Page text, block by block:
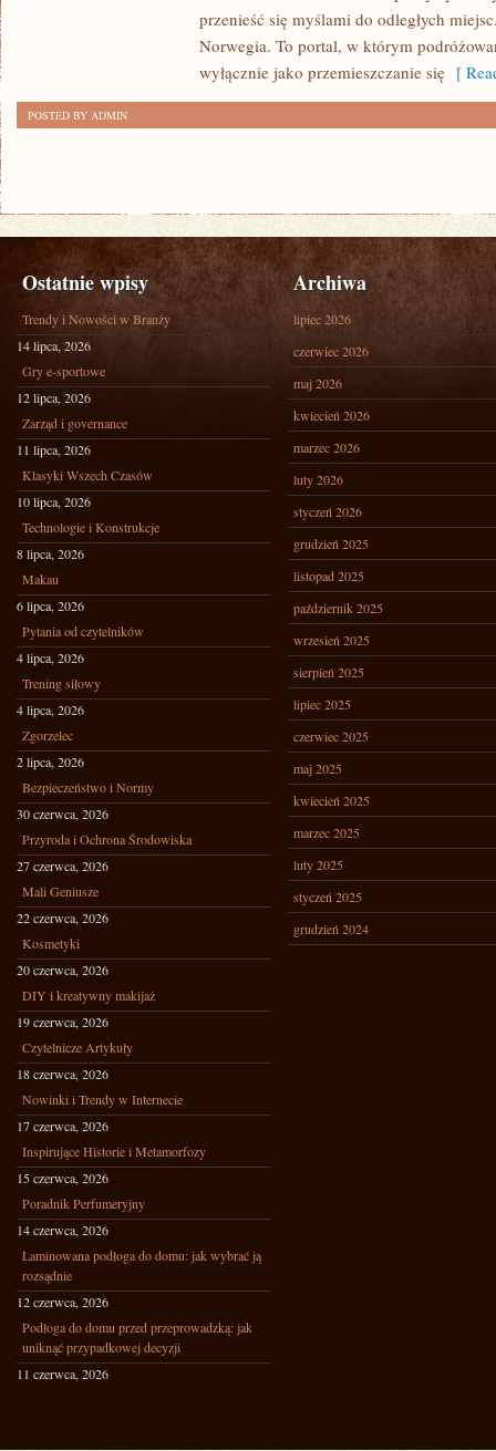
przenieść się myślami do odległych
Norwegia. To portal, w którym
wyłącznie jako przemieszczanie się [
POSTED BY ADMIN
Ostatnie wpisy
Trendy i Nowości w Branży
14 lipca, 2026
Gry e-sportowe
12 lipca, 2026
Zarząd i governance
11 lipca, 2026
Klasyki Wszech Czasów
10 lipca, 2026
Technologie i Konstrukcje
8 lipca, 2026
Makau
6 lipca, 2026
Pytania od czytelników
4 lipca, 2026
Trening siłowy
4 lipca, 2026
Zgorzelec
2 lipca, 2026
Bezpieczeństwo i Normy
30 czerwca, 2026
Przyroda i Ochrona Środowiska
27 czerwca, 2026
Mali Geniusze
22 czerwca, 2026
Kosmetyki
20 czerwca, 2026
DIY i kreatywny makijaż
19 czerwca, 2026
Czytelnicze Artykuły
18 czerwca, 2026
Nowinki i Trendy w Internecie
17 czerwca, 2026
Inspirujące Historie i Metamorfozy
15 czerwca, 2026
Poradnik Perfumeryjny
14 czerwca, 2026
Laminowana podłoga do domu: jak wybrać ją
rozsądnie
12 czerwca, 2026
Podłoga do domu przed przeprowadzką: jak
uniknąć przypadkowej decyzji
11 czerwca, 2026
Archiwa
lipiec 2026
czerwiec 2026
maj 2026
kwiecień 2026
marzec 2026
luty 2026
styczeń 2026
grudzień 2025
listopad 2025
październik 2025
wrzesień 2025
sierpień 2025
lipiec 2025
czerwiec 2025
maj 2025
kwiecień 2025
marzec 2025
luty 2025
styczeń 2025
grudzień 2024